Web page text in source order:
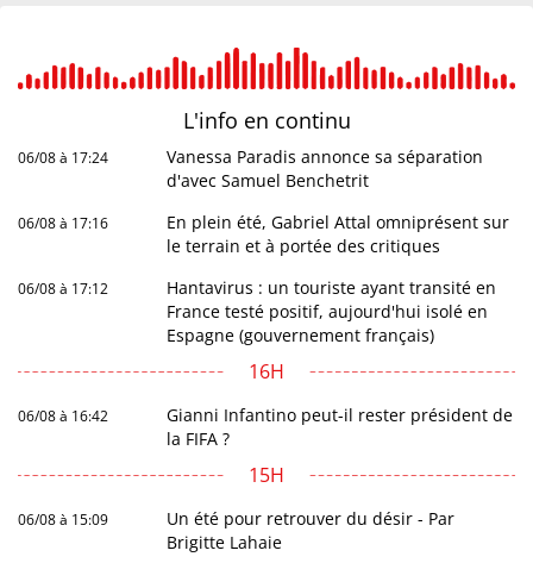
L'info en continu
06/08 à 17:24
Vanessa Paradis annonce sa séparation
d'avec Samuel Benchetrit
06/08 à 17:16
En plein été, Gabriel Attal omniprésent sur
le terrain et à portée des critiques
06/08 à 17:12
Hantavirus : un touriste ayant transité en
France testé positif, aujourd'hui isolé en
Espagne (gouvernement français)
16H
06/08 à 16:42
Gianni Infantino peut-il rester président de
la FIFA ?
15H
06/08 à 15:09
Un été pour retrouver du désir - Par
Brigitte Lahaie